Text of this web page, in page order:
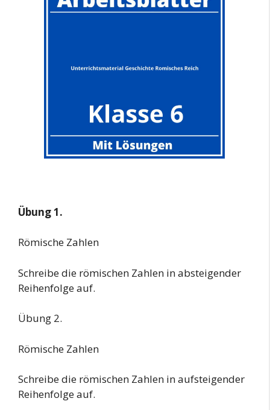
Übung 1.
Römische Zahlen
Schreibe die römischen Zahlen in absteigender
Reihenfolge auf.
Übung 2.
Römische Zahlen
Schreibe die römischen Zahlen in aufsteigender
Reihenfolge auf.